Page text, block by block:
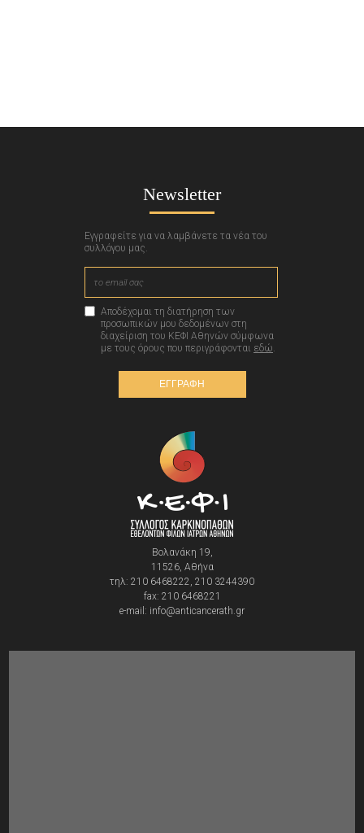
Newsletter
Εγγραφείτε για να λαμβάνετε τα νέα του
συλλόγου μας.
Αποδέχομαι τη διατήρηση των
προσωπικών μου δεδομένων στη
διαχείριση του ΚΕΦΙ Αθηνών σύμφωνα
με τους όρους που περιγράφονται εδώ.
ΕΓΓΡΑΦΗ
Βολανάκη 19,
11526, Αθήνα
τηλ: 210 6468222, 210 3244390
fax: 210 6468221
e-mail: info@anticancerath.gr